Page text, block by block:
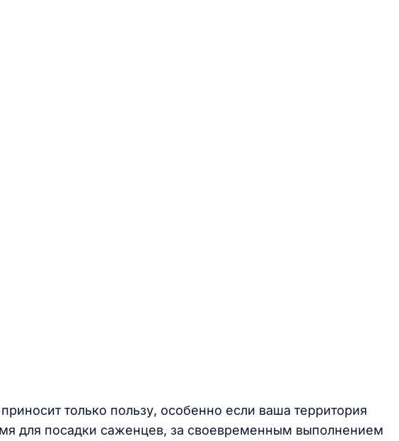
только пользу, особенно если ваша территория
для посадки саженцев, за своевременным выполнением